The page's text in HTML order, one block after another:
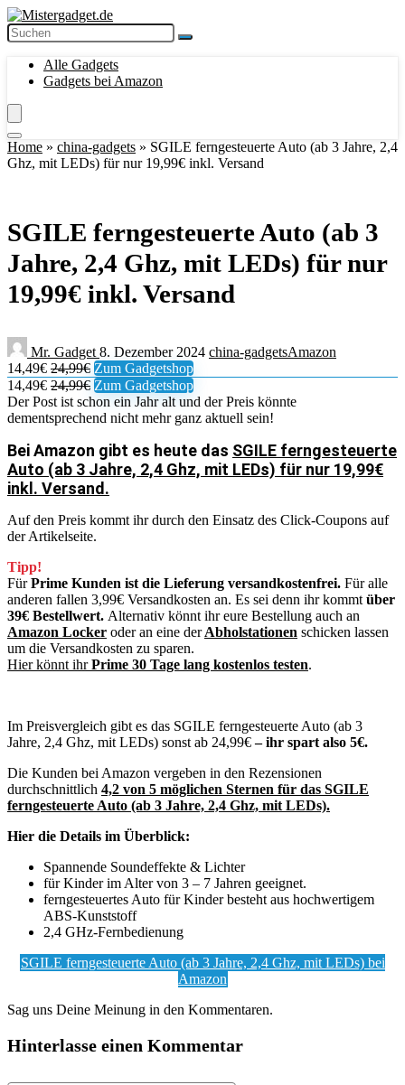
Alle Gadgets
Gadgets bei Amazon
Home » china-gadgets » SGILE ferngesteuerte Auto (ab 3 Jahre, 2,4
Ghz, mit LEDs) für nur 19,99€ inkl. Versand
SGILE ferngesteuerte Auto (ab 3
Jahre, 2,4 Ghz, mit LEDs) für nur
19,99€ inkl. Versand
Mr. Gadget 8. Dezember 2024 china-gadgetsAmazon
14,49€ 24,99€ Zum Gadgetshop
14,49€ 24,99€ Zum Gadgetshop
Der Post ist schon ein Jahr alt und der Preis könnte
dementsprechend nicht mehr ganz aktuell sein!
Bei Amazon gibt es heute das SGILE ferngesteuerte
Auto (ab 3 Jahre, 2,4 Ghz, mit LEDs) für nur 19,99€
inkl. Versand.
Auf den Preis kommt ihr durch den Einsatz des Click-Coupons auf
der Artikelseite.
Tipp!
FürPrime Kunden ist die Lieferung versandkostenfrei. Für alle
anderen fallen 3,99€ Versandkosten an. Es sei denn ihr kommt über
39€ Bestellwert. Alternativ könnt ihr eure Bestellung auch an
Amazon Locker oder an eine der Abholstationen schicken lassen
um die Versandkosten zu sparen.
Hier könnt ihrPrime 30 Tage lang kostenlos testen.
Im Preisvergleich gibt es das SGILE ferngesteuerte Auto (ab 3
Jahre, 2,4 Ghz, mit LEDs) sonst ab 24,99€– ihr spart also 5€.
Die Kunden bei Amazon vergeben in den Rezensionen
durchschnittlich 4,2 von 5 möglichen Sternen für das SGILE
ferngesteuerte Auto (ab 3 Jahre, 2,4 Ghz, mit LEDs).
Hier die Details im Überblick:
Spannende Soundeffekte & Lichter
für Kinder im Alter von 3 – 7 Jahren geeignet.
ferngesteuertes Auto für Kinder besteht aus hochwertigem
ABS-Kunststoff
2,4 GHz-Fernbedienung
SGILE ferngesteuerte Auto (ab 3 Jahre, 2,4 Ghz, mit LEDs) bei
Amazon
Sag uns Deine Meinung in den Kommentaren.
Hinterlasse einen Kommentar